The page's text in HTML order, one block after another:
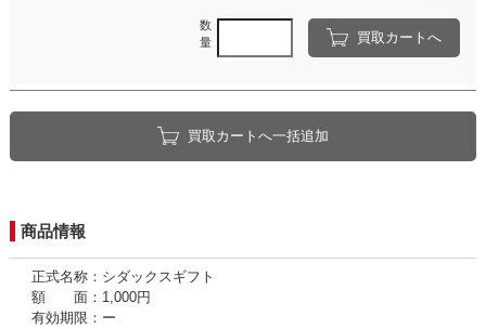
数
量
買取カートへ
買取カートへ一括追加
商品情報
正式名称：シダックスギフト
額 面：1,000円
有効期限：ー